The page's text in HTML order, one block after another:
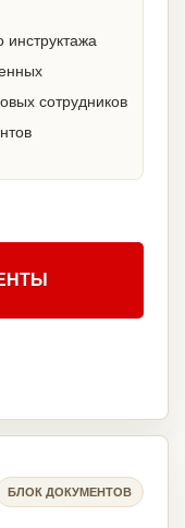
инструктажа
сотрудников
БЛОК ДОКУМЕНТОВ